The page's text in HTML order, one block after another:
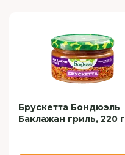
Брускетта Бондюэль
Баклажан гриль, 220 г